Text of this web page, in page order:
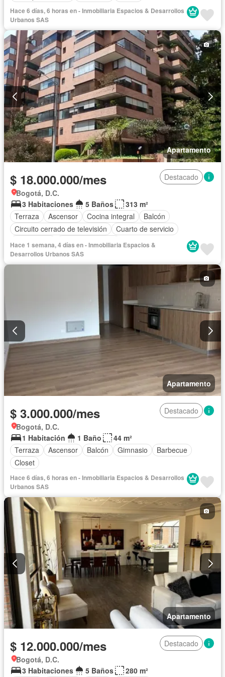
Hace 6 días, 6 horas en - Inmobiliaria Espacios & Desarrollos
Urbanos SAS
Apartamento
$ 18.000.000/mes
Destacado
Bogotá, D.C.
3 Habitaciones
5 Baños
313 m²
Terraza
Ascensor Cocina integral
Balcón
Circuito cerrado de televisión
Cuarto de servicio
Gas natural
Vista panorámica
Hace 1 semana, 4 días en - Inmobiliaria Espacios &
Desarrollos Urbanos SAS
Apartamento
$ 3.000.000/mes
Destacado
Bogotá, D.C.
1 Habitación
1 Baño
44 m²
Terraza
Ascensor Balcón Gimnasio
Barbecue
Closet
Hace 6 días, 6 horas en - Inmobiliaria Espacios & Desarrollos
Urbanos SAS
Apartamento
$ 12.000.000/mes
Destacado
Bogotá, D.C.
3 Habitaciones
5 Baños
280 m²